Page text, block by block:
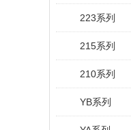
223系列
215系列
210系列
YB系列